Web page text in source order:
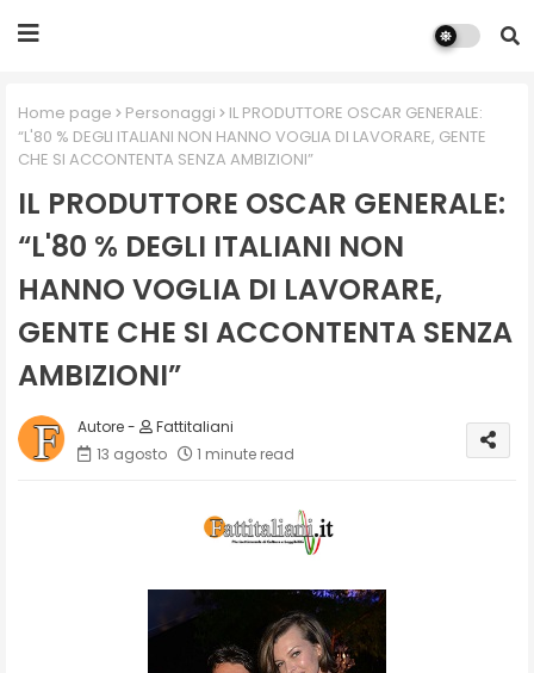
Home page Personaggi
IL PRODUTTORE OSCAR GENERALE:
“L'80 % DEGLI ITALIANI NON HANNO VOGLIA DI LAVORARE, GENTE
CHE SI ACCONTENTA SENZA AMBIZIONI”
IL PRODUTTORE OSCAR GENERALE:
“L'80 % DEGLI ITALIANI NON
HANNO VOGLIA DI LAVORARE,
GENTE CHE SI ACCONTENTA SENZA
AMBIZIONI”
Fattitaliani
13 agosto
1 minute read